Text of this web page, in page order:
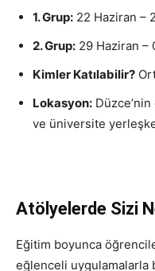
1. Grup: 22 Haziran –
2. Grup: 29 Haziran –
Kimler Katılabilir?
Lokasyon:
ve üniversite
Atölyelerde Sizi
Eğitim boyunca
eğlenceli uygulamalarla